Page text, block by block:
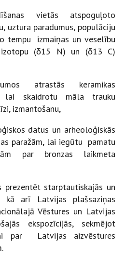
vietās atspoguļoto
uztura paradumus, populāciju
tempu izmaiņas un veselību
(δ15 N) un (δ13 C)
atrastās keramikas
lai skaidrotu māla trauku
izmantošanu,
datus un arheoloģiskās
paražām, lai iegūtu pamatu
par bronzas laikmeta
starptautiskajās un
kā arī Latvijas plašsaziņas
Vēstures un Latvijas
ekspozīcijās, sekmējot
par Latvijas aizvēstures